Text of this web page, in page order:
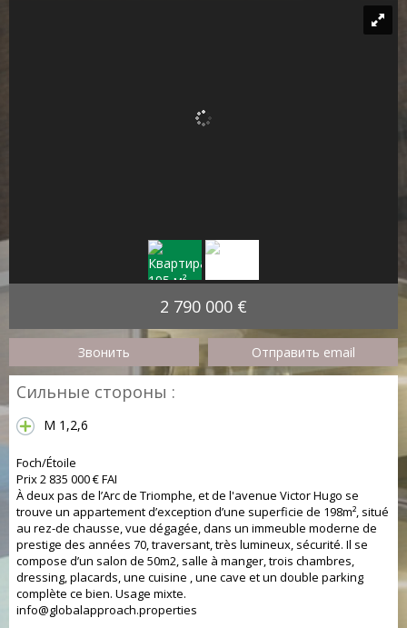
2 790 000 €
Звонить Отправить email
Сильные стороны :
M 1,2,6
Foch/Étoile
Prix 2 835 000 € FAI
À deux pas de l’Arc de Triomphe, et de l'avenue Victor Hugo se
trouve un appartement d’exception d’une superficie de 198m², situé
au rez-de chausse, vue dégagée, dans un immeuble moderne de
prestige des années 70, traversant, très lumineux, sécurité. Il se
compose d’un salon de 50m2, salle à manger, trois chambres,
dressing, placards, une cuisine , une cave et un double parking
complète ce bien. Usage mixte.
info@globalapproach.properties